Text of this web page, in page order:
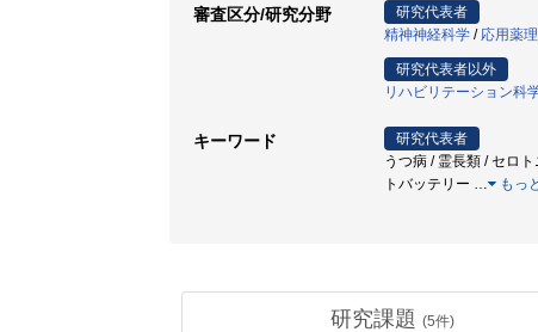
審査区分/研究分野
研究代表者
精神神経科学 / 応用薬
研究代表者以外
リハビリテーション科
キーワード
研究代表者
うつ病 / 霊長類 / セロ
トバッテリー … もっ
研究課題 (5件)